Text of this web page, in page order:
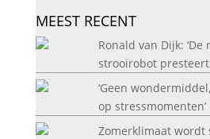
MEEST RECENT
Ronald van Dijk:
strooirobot presteert
‘Geen
op stressmomenten’
Zomerklimaat wordt